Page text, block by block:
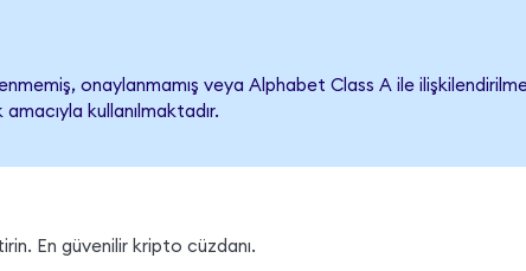
onaylanmamış veya Alphabet Class A ile
kullanılmaktadır.
En güvenilir kripto cüzdanı.